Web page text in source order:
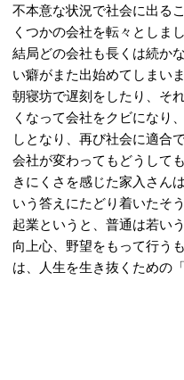
不本意な状況で社会に出る
くつかの会社を転々としまし
結局どの会社も長くは続か
い癖がまた出始めてしまいま
朝寝坊で遅刻をしたり、そ
くなって会社をクビになり
しとなり、再び社会に適合
会社が変わってもどうして
きにくさを感じた家入さんは
いう答えにたどり着いたそう
起業というと、普通は若い
向上心、野望をもって行う
は、人生を生き抜くための